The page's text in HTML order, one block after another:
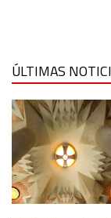
ÚLTIMAS